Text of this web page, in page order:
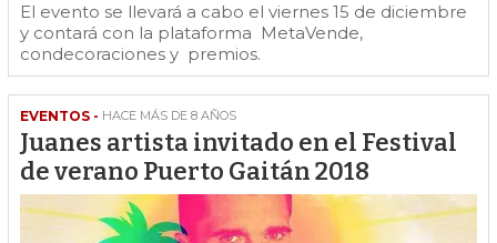
El evento se llevará a cabo el viernes 15 de diciembre
y contará con la plataforma MetaVende,
condecoraciones y premios.
EVENTOS - HACE MÁS DE 8 AÑOS
Juanes artista invitado en el Festival
de verano Puerto Gaitán 2018